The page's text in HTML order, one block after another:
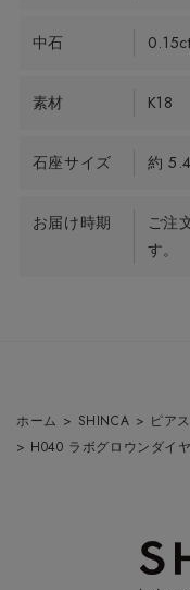
中石
素材 K18
石座サイズ 約
お届け時期
ご注
す。
ホーム > SHINCA > ピア
> H040 ラボグロウンダイ